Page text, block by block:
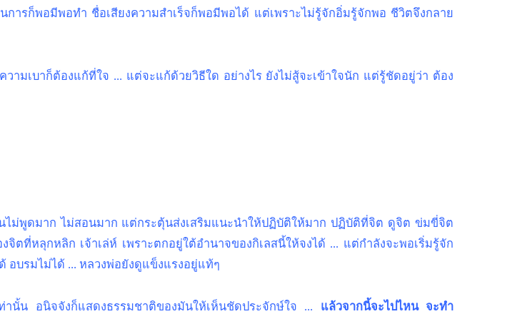
ารก็พอมีพอทำ ชื่อเสียงความสำเร็จก็พอมีพอได้ แต่เพราะไม่รู้จักอิ่มรู้จักพอ ชีวิตจึงกลาย
มเบาก็ต้องแก้ที่ใจ ... แต่จะแก้ด้วยวิธีใด อย่างไร ยังไม่สู้จะเข้าใจนัก แต่รู้ชัดอยู่ว่า ต้อง
ไม่พูดมาก ไม่สอนมาก แต่กระตุ้นส่งเสริมแนะนำให้ปฏิบัติให้มาก ปฏิบัติที่จิต ดูจิต ข่มขี่จิต
ที่หลุกหลิก เจ้าเล่ห์ เพราะตกอยู่ใต้อำนาจของกิเลสนี้ให้จงได้ ... แต่กำลังจะพอเริ่มรู้จัก
อบรมไม่ได้ ... หลวงพ่อยังดูแข็งแรงอยู่แท้ๆ
านั้น อนิจจังก็แสดงธรรมชาติของมันให้เห็นชัดประจักษ์ใจ ... แล้วจากนี้จะไปไหน จะทำ